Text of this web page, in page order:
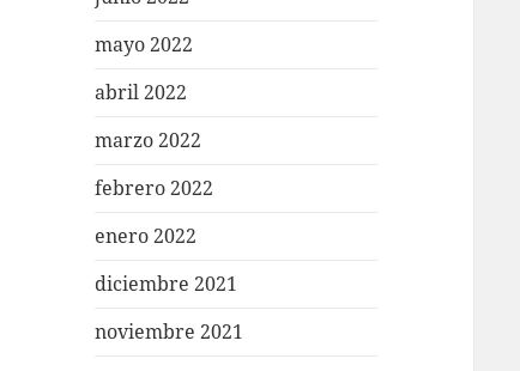
mayo 2022
abril 2022
marzo 2022
febrero 2022
enero 2022
diciembre 2021
noviembre 2021